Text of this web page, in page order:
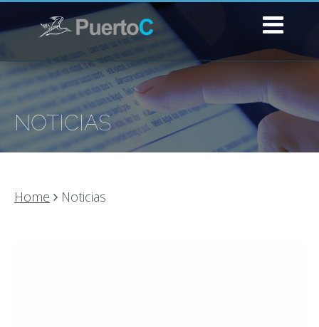
NOTICIAS
Home Noticias